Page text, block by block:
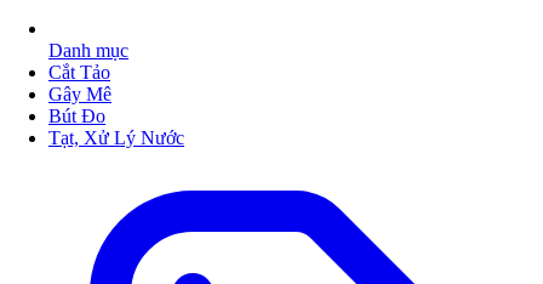
Danh mục
Cắt Tảo
Gây Mê
Bút Đo
Tạt, Xử Lý Nước